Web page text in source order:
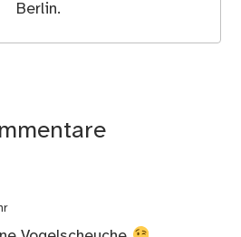
Berlin.